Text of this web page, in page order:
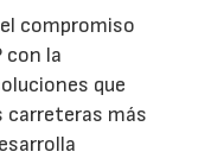
compromiso
con la
que
carreteras más